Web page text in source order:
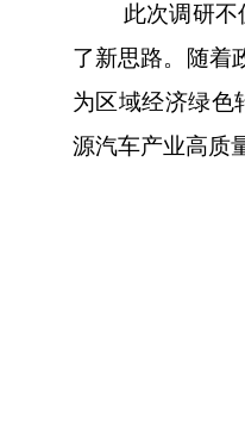
此次调研
了新思路。随着
为区域经济绿色
源汽车产业高质